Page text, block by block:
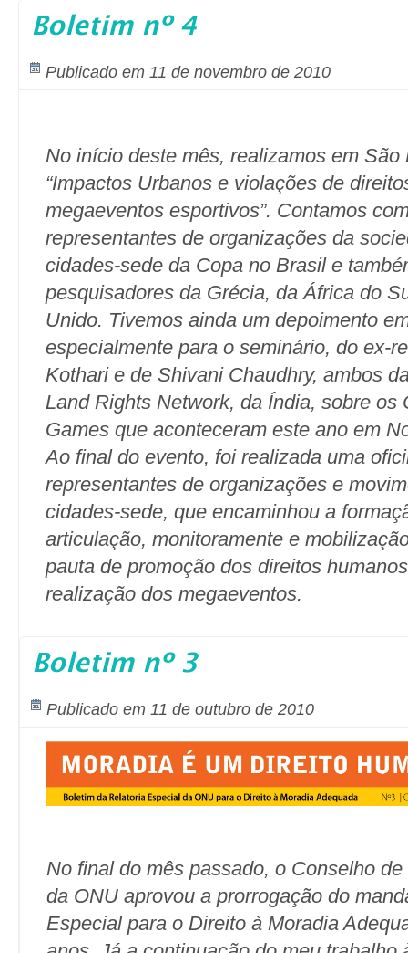
Boletim nº 4
Publicado em 11 de novembro de 2010
No início deste mês, realizamos em São
“Impactos Urbanos e violações de
megaeventos esportivos”. Contamos
representantes de organizações da
cidades-sede da Copa no Brasil e
pesquisadores da Grécia, da África do
Unido. Tivemos ainda um depoimento
especialmente para o seminário, do ex-
Kothari e de Shivani Chaudhry, ambos
Land Rights Network, da Índia, sobre os
Games que aconteceram este ano em
Ao final do evento, foi realizada uma
representantes de organizações e
cidades-sede, que encaminhou a
articulação, monitoramente e
pauta de promoção dos direitos
realização dos megaeventos.
Boletim nº 3
Publicado em 11 de outubro de 2010
No final do mês passado, o Conselho
da ONU aprovou a prorrogação do
Especial para o Direito à Moradia